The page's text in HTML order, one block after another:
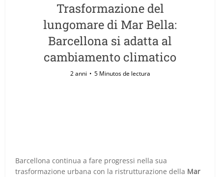
Trasformazione del
lungomare di Mar Bella:
Barcellona si adatta al
cambiamento climatico
2 anni 5 Minutos de lectura
Barcellona continua a fare progressi nella sua
trasformazione urbana con la ristrutturazione della Mar